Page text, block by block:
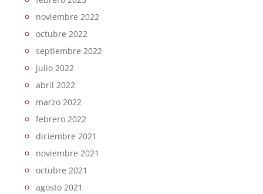
noviembre 2022
octubre 2022
septiembre 2022
julio 2022
abril 2022
marzo 2022
febrero 2022
diciembre 2021
noviembre 2021
octubre 2021
agosto 2021